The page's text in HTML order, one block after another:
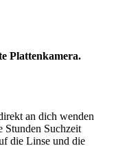
Plattenkamera.
an dich wenden
Stunden Suchzeit
die Linse und die